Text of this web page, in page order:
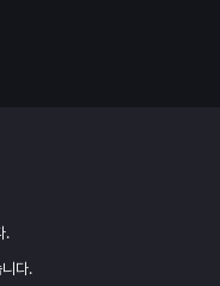
.
다.